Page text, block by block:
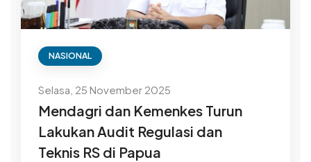
NASIONAL
Selasa, 25 November 2025
Mendagri dan Kemenkes Turun
Lakukan Audit Regulasi dan
Teknis RS di Papua